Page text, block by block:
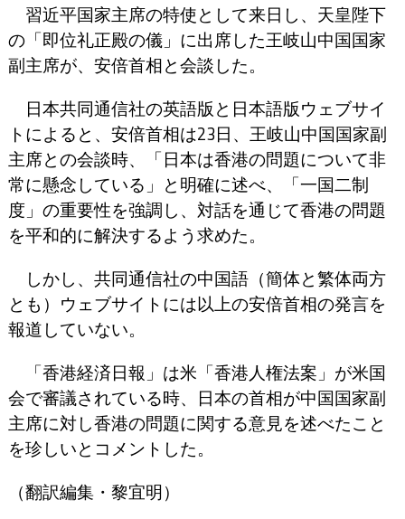
習近平国家主席の特使として来日し、天皇陛下
の「即位礼正殿の儀」に出席した王岐山中国国家
副主席が、安倍首相と会談した。
日本共同通信社の英語版と日本語版ウェブサイ
トによると、安倍首相は23日、王岐山中国国家副
主席との会談時、「日本は香港の問題について非
常に懸念している」と明確に述べ、「一国二制
度」の重要性を強調し、対話を通じて香港の問題
を平和的に解決するよう求めた。
しかし、共同通信社の中国語（簡体と繁体両方
とも）ウェブサイトには以上の安倍首相の発言を
報道していない。
「香港経済日報」は米「香港人権法案」が米国
会で審議されている時、日本の首相が中国国家副
主席に対し香港の問題に関する意見を述べたこと
を珍しいとコメントした。
（翻訳編集・黎宜明）